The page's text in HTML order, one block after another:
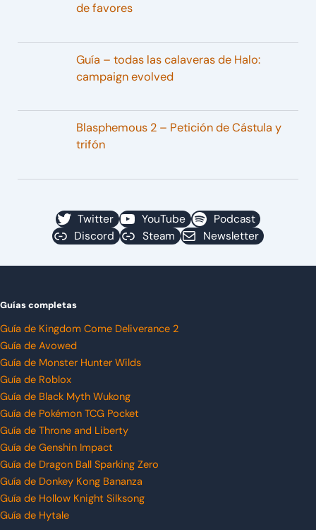
de favores
Guía – todas las calaveras de Halo:
campaign evolved
Blasphemous 2 – Petición de Cástula y
trifón
Twitter YouTube
Podcast
Discord
Steam Newsletter
Guías completas
Guía de Kingdom Come Deliverance 2
Guía de Avowed
Guía de Monster Hunter Wilds
Guía de Roblox
Guía de Black Myth Wukong
Guía de Pokémon TCG Pocket
Guía de Throne and Liberty
Guía de Genshin Impact
Guía de Dragon Ball Sparking Zero
Guía de Donkey Kong Bananza
Guía de Hollow Knight Silksong
Guía de Hytale